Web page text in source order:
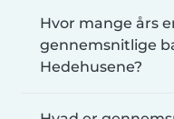
Hvor mange års
gennemsnitlige
Hedehusene?